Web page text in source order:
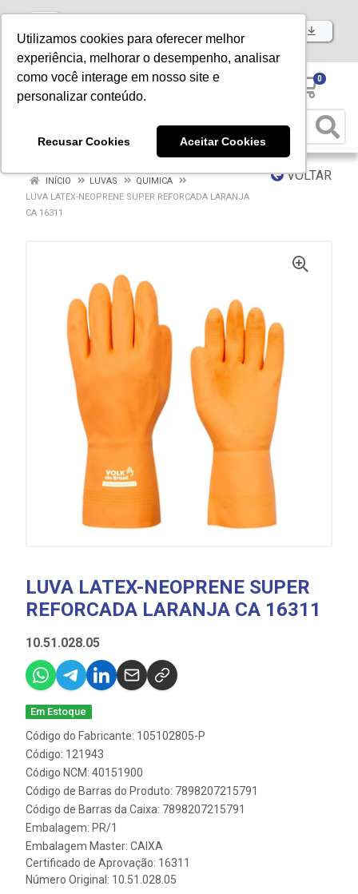
Utilizamos cookies para oferecer melhor
experiência, melhorar o desempenho, analisar
como você interage em nosso site e
personalizar conteúdo.
Recusar Cookies Aceitar Cookies
Baixe já nosso APP
0
VOLTAR
INÍCIO LUVAS
QUIMICA
LUVA LATEX-NEOPRENE SUPER REFORCADA LARANJA
CA 16311
LUVA LATEX-NEOPRENE SUPER
REFORCADA LARANJA CA 16311
10.51.028.05
Em Estoque
Código do Fabricante: 105102805-P
Código: 121943
Código NCM: 40151900
Código de Barras do Produto: 7898207215791
Código de Barras da Caixa: 7898207215791
Embalagem: PR/1
Embalagem Master: CAIXA
Certificado de Aprovação: 16311
Número Original: 10.51.028.05